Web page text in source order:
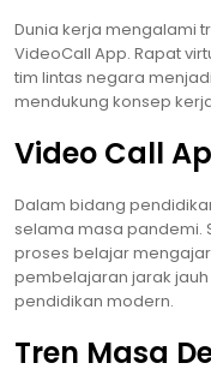
Dunia kerja mengalami
VideoCall App. Rapat
tim lintas negara
mendukung konsep
Video Call
Dalam bidang
selama masa pandemi.
proses belajar
pembelajaran jarak
pendidikan modern.
Tren Masa